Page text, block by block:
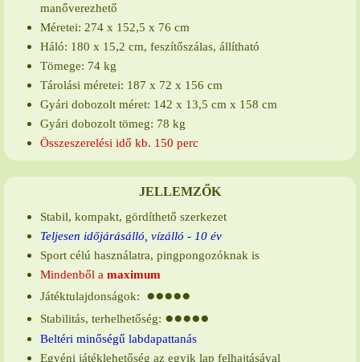
manőverezhető
Méretei: 274 x 152,5 x 76 cm
Háló: 180 x 15,2 cm, feszítőszálas, állítható
Tömege: 74 kg
Tárolási méretei: 187 x 72 x 156 cm
Gyári dobozolt méret: 142 x 13,5 cm x 158 cm
Gyári dobozolt tömeg: 78 kg
Összeszerelési idő kb. 150 perc
JELLEMZŐK
Stabil, kompakt, gördíthető szerkezet
Teljesen időjárásálló, vízálló - 10 év
Sport célú használatra, pingpongozóknak is
Mindenből a maximum
Játéktulajdonságok: ●●●●●
Stabilitás, terhelhetőség: ●●●●●
Beltéri minőségű labdapattanás
Egyéni játéklehetőség az egyik lap felhajtásával